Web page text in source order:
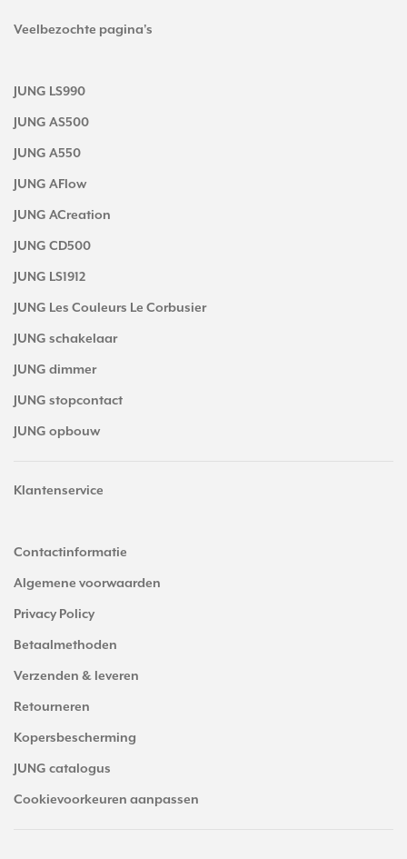
Veelbezochte pagina's
JUNG LS990
JUNG AS500
JUNG A550
JUNG AFlow
JUNG ACreation
JUNG CD500
JUNG LS1912
JUNG Les Couleurs Le Corbusier
JUNG schakelaar
JUNG dimmer
JUNG stopcontact
JUNG opbouw
Klantenservice
Contactinformatie
Algemene voorwaarden
Privacy Policy
Betaalmethoden
Verzenden & leveren
Retourneren
Kopersbescherming
JUNG catalogus
Cookievoorkeuren aanpassen